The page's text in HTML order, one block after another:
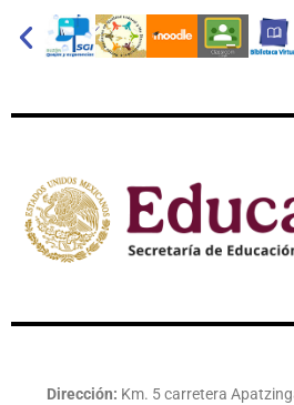
Dirección: Km. 5 carretera